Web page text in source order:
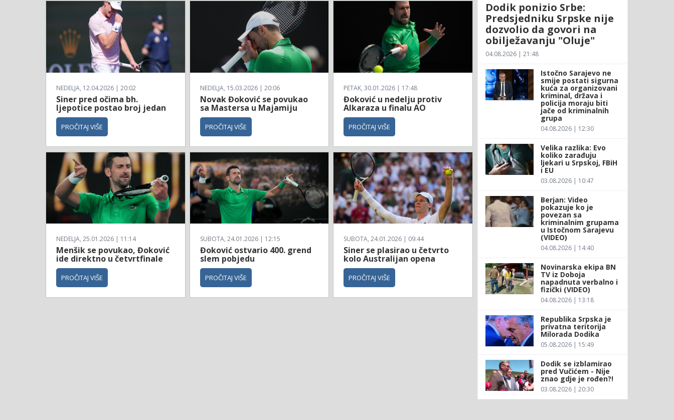
NEDELJA, 12.04.2026 | 20:02
Siner pred očima bh.
ljepotice postao broj jedan
PROČITAJ VIŠE
NEDELJA, 15.03.2026 | 20:06
Novak Đoković se povukao
sa Mastersa u Majamiju
PROČITAJ VIŠE
PETAK, 30.01.2026 | 17:48
Đoković u nedelju protiv
Alkaraza u finalu AO
PROČITAJ VIŠE
NEDELJA, 25.01.2026 | 11:14
Menšik se povukao, Đoković
ide direktno u četvrtfinale
PROČITAJ VIŠE
SUBOTA, 24.01.2026 | 12:15
Đoković ostvario 400. grend
slem pobjedu
PROČITAJ VIŠE
SUBOTA, 24.01.2026 | 09:44
Siner se plasirao u četvrto
kolo Australijan opena
PROČITAJ VIŠE
Dodik ponizio Srbe:
Predsjedniku Srpske nije
dozvolio da govori na
obilježavanju "Oluje"
04.08.2026 | 21:48
Istočno Sarajevo ne
smije postati sigurna
kuća za organizovani
kriminal, država i
policija moraju biti
jače od kriminalnih
grupa
04.08.2026 | 12:30
Velika razlika: Evo
koliko zarađuju
ljekari u Srpskoj, FBiH
i EU
03.08.2026 | 10:47
Berjan: Video
pokazuje ko je
povezan sa
kriminalnim grupama
u Istočnom Sarajevu
(VIDEO)
04.08.2026 | 14:40
Novinarska ekipa BN
TV iz Doboja
napadnuta verbalno i
fizički (VIDEO)
04.08.2026 | 13:18
Republika Srpska je
privatna teritorija
Milorada Dodika
05.08.2026 | 15:49
Dodik se izblamirao
pred Vučićem - Nije
znao gdje je rođen?!
03.08.2026 | 20:30